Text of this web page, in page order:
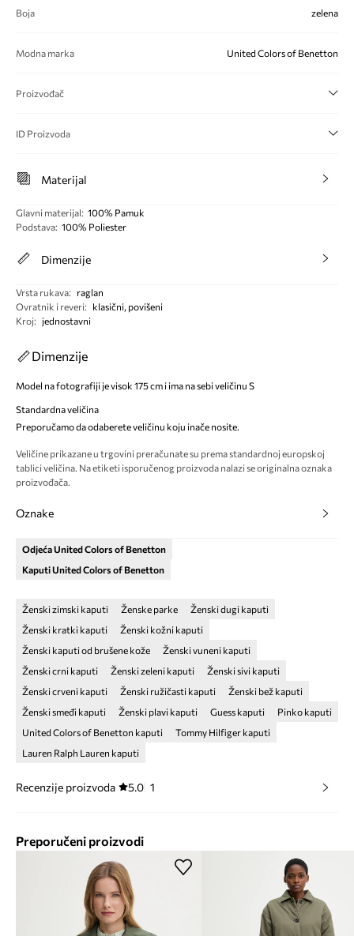
Boja zelena
Modna marka United Colors of Benetton
Proizvođač
ID Proizvoda
Materijal
Glavni materijal: 100% Pamuk
Podstava: 100% Poliester
Dimenzije
Vrsta rukava:
raglan
Ovratnik i reveri:
klasični, povišeni
Kroj: jednostavni
Dimenzije
Model na fotografiji je visok 175 cm i ima na sebi veličinu S
Standardna veličina
Preporučamo da odaberete veličinu koju inače nosite.
Veličine prikazane u trgovini preračunate su prema standardnoj europskoj
tablici veličina. Na etiketi isporučenog proizvoda nalazi se originalna oznaka
proizvođača.
Oznake
Odjeća United Colors of Benetton
Kaputi United Colors of Benetton
Ženski zimski kaputi Ženske parke
Ženski dugi kaputi
Ženski kratki kaputi
Ženski kožni kaputi
Ženski kaputi od brušene kože
Ženski vuneni kaputi
Ženski crni kaputi
Ženski zeleni kaputi
Ženski sivi kaputi
Ženski crveni kaputi
Ženski ružičasti kaputi
Ženski bež kaputi
Ženski smeđi kaputi
Ženski plavi kaputi Guess kaputi
Pinko kaputi
United Colors of Benetton kaputi
Tommy Hilfiger kaputi
Lauren Ralph Lauren kaputi
Recenzije proizvoda 5.0 1
Preporučeni proizvodi